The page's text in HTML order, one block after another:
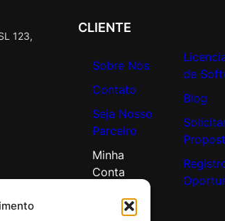
123,
CLIENTE
Sobre Nós
Contato
Seja Nosso
Parceiro
Minha
Conta
de
Blog